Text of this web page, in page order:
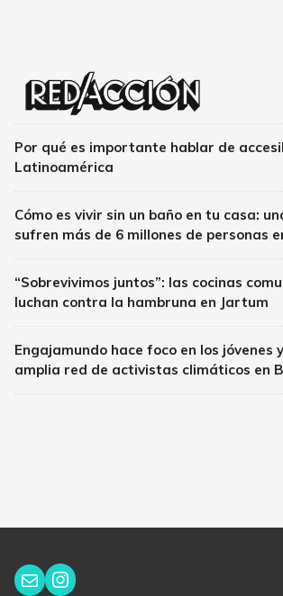
Por qué es importante hablar de
Latinoamérica
Cómo es vivir sin un baño en tu casa:
sufren más de 6 millones de personas
“Sobrevivimos juntos”: las cocinas
luchan contra la hambruna en Jartum
Engajamundo hace foco en los jóvenes
amplia red de activistas climáticos en
Correo electrónico
Instagram